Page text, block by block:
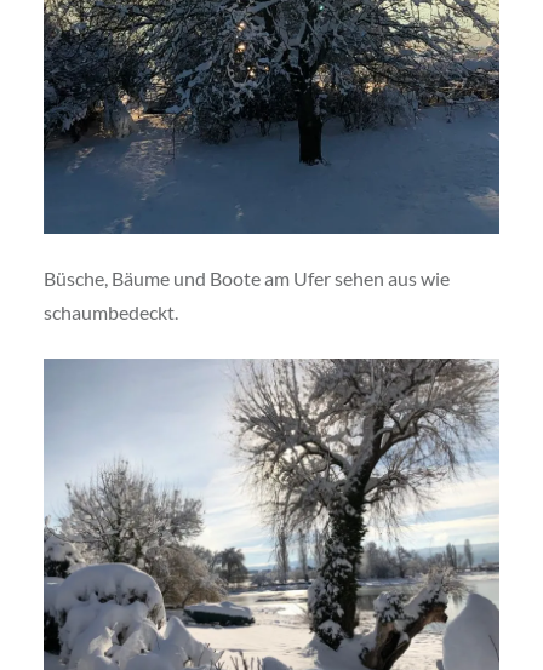
Büsche, Bäume und Boote am Ufer sehen aus wie
schaumbedeckt.